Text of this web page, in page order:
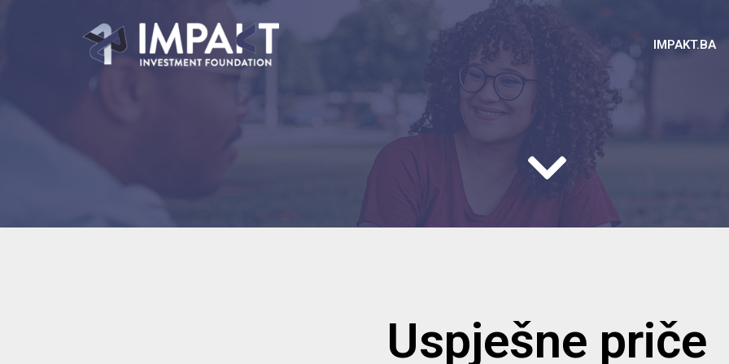
IMPAKT.BA
Uspješne priče